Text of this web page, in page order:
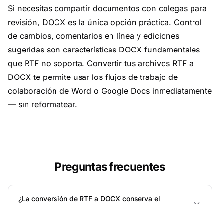
Si necesitas compartir documentos con colegas para
revisión, DOCX es la única opción práctica. Control
de cambios, comentarios en línea y ediciones
sugeridas son características DOCX fundamentales
que RTF no soporta. Convertir tus archivos RTF a
DOCX te permite usar los flujos de trabajo de
colaboración de Word o Google Docs inmediatamente
— sin reformatear.
Preguntas frecuentes
¿La conversión de RTF a DOCX conserva el